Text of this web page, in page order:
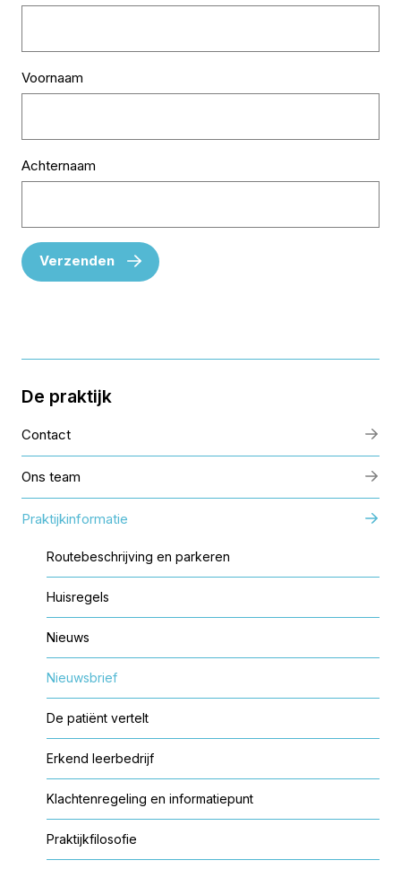
Voornaam
Achternaam
Verzenden
De praktijk
Contact
Ons team
Praktijkinformatie
Routebeschrijving en parkeren
Huisregels
Nieuws
Nieuwsbrief
De patiënt vertelt
Erkend leerbedrijf
Klachtenregeling en informatiepunt
Praktijkfilosofie